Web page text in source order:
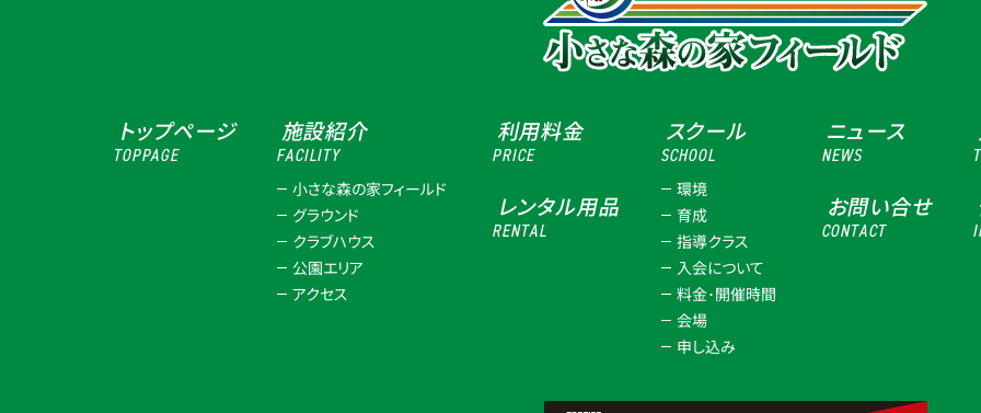
トップページ
TOPPAGE
施設紹介
FACILITY
小さな森の家フィールド
グラウンド
クラブハウス
公園エリア
アクセス
利用料金
PRICE
レンタル用品
RENTAL
スクール
SCHOOL
環境
育成
指導クラス
入会について
料金･開催時間
会場
申し込み
ニュース
NEWS
お問い合せ
CONTACT